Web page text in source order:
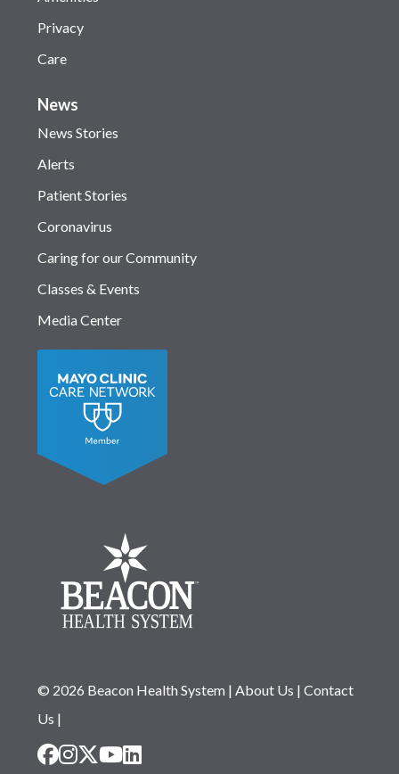
Privacy
Care
News
News Stories
Alerts
Patient Stories
Coronavirus
Caring for our Community
Classes & Events
Media Center
© 2026 Beacon Health System| About Us | Contact
Us |